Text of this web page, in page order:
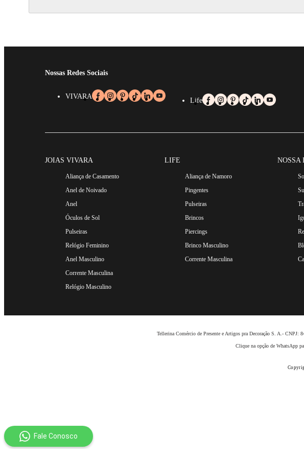
Nossas Redes Sociais
VIVARA
Life
JOIAS VIVARA
Aliança de Casamento
Anel de Noivado
Anel
Óculos de Sol
Pulseiras
Relógio Feminino
Anel Masculino
Corrente Masculina
Relógio Masculino
LIFE
Aliança de Namoro
Pingentes
Pulseiras
Brincos
Piercings
Brinco Masculino
Corrente Masculina
NOSSA
Tellerina Comércio de Presente e Artigos pra Decoração S. A.-
Clique na opção de WhatsApp